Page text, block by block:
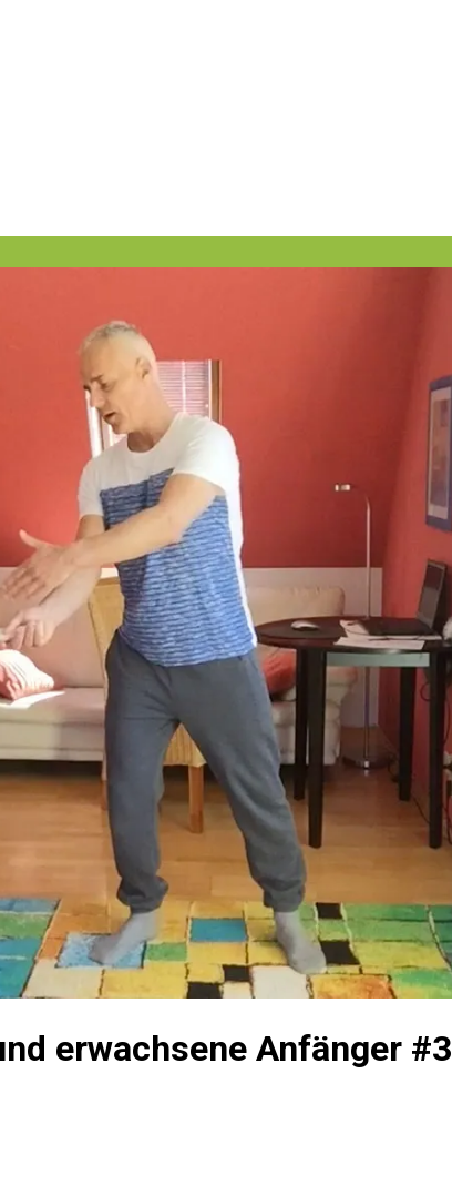
erwachsene Anfänger #3